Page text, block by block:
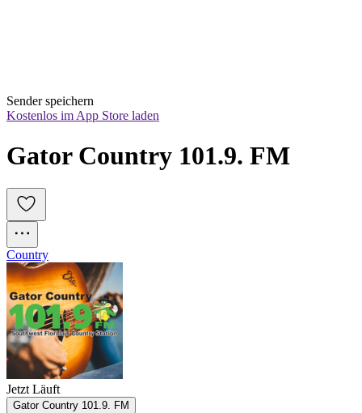
Sender speichern
Kostenlos im App Store laden
Gator Country 101.9. FM
Country
Jetzt Läuft
Gator Country 101.9. FM